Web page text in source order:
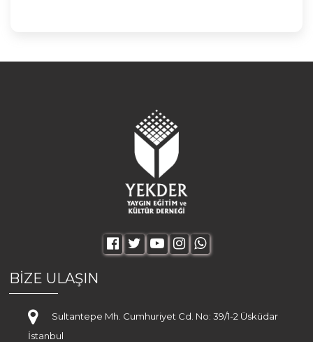
BİZE ULAŞIN
Sultantepe Mh. Cumhuriyet Cd. No: 39/1-2 Üsküdar
İstanbul